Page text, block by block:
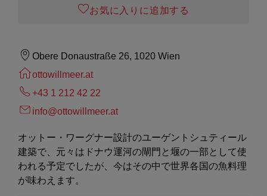
お気に入りに追加する
Obere Donaustraße 26, 1020 Wien
ottowillmeer.at
+43 1 212 42 22
info@ottowillmeer.at
オットー・ワーグナー設計のユーゲントシュティール
建築で、元々はドナウ運河の閘門と堰の一部として使
われる予定でしたが、今はその中で世界各国の魚料理
が味わえます。